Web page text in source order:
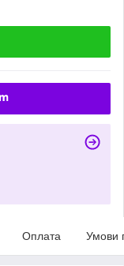
Оплата Умови